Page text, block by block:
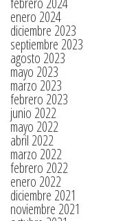
enero 2024
diciembre 2023
septiembre 2023
agosto 2023
mayo 2023
marzo 2023
febrero 2023
junio 2022
mayo 2022
abril 2022
marzo 2022
febrero 2022
enero 2022
diciembre 2021
noviembre 2021